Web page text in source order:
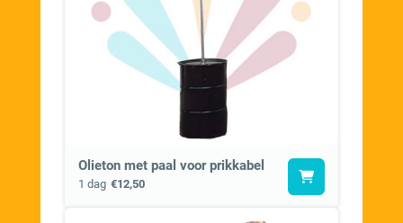
Olieton met paal voor prikkabel
1 dag €12,50